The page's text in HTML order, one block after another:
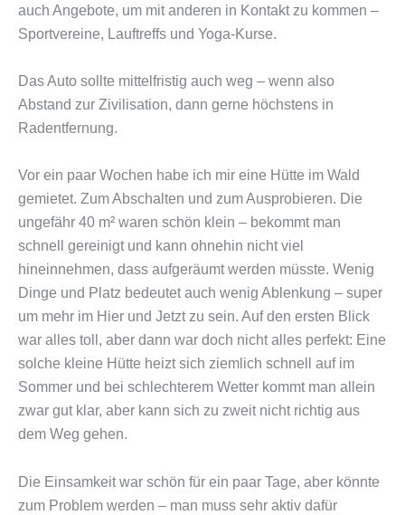
auch Angebote, um mit anderen in Kontakt zu kommen –
Sportvereine, Lauftreffs und Yoga-Kurse.
Das Auto sollte mittelfristig auch weg – wenn also
Abstand zur Zivilisation, dann gerne höchstens in
Radentfernung.
Vor ein paar Wochen habe ich mir eine Hütte im Wald
gemietet. Zum Abschalten und zum Ausprobieren. Die
ungefähr 40 m² waren schön klein – bekommt man
schnell gereinigt und kann ohnehin nicht viel
hineinnehmen, dass aufgeräumt werden müsste. Wenig
Dinge und Platz bedeutet auch wenig Ablenkung – super
um mehr im Hier und Jetzt zu sein. Auf den ersten Blick
war alles toll, aber dann war doch nicht alles perfekt: Eine
solche kleine Hütte heizt sich ziemlich schnell auf im
Sommer und bei schlechterem Wetter kommt man allein
zwar gut klar, aber kann sich zu zweit nicht richtig aus
dem Weg gehen.
Die Einsamkeit war schön für ein paar Tage, aber könnte
zum Problem werden – man muss sehr aktiv dafür